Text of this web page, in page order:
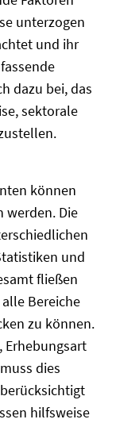
unterzogen
und ihr
dazu bei, das
sektorale
können
werden. Die
und
fließen
Bereiche
zu können.
Erhebungsart
dies
hilfsweise